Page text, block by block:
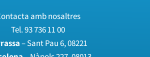
amb nosaltres
Tel.93 736 11 00
– Sant Pau 6, 08221